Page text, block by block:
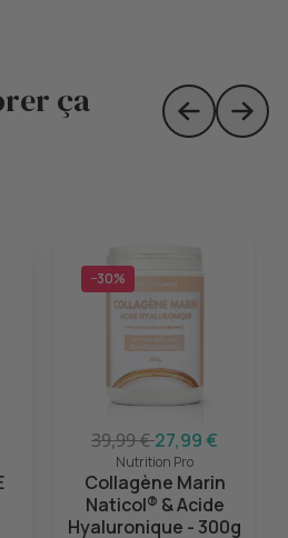
ça
Skip toSkip
−30%
39,99 €27,99 €
Nutrition Pro
Collagène Marin
Naticol® & Acide
Hyaluronique - 300g